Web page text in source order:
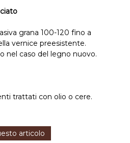
grana 100-120 fino a
vernice preesistente.
nel caso del legno nuovo.
trattati con olio o cere.
articolo